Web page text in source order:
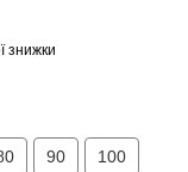
знижки
90 100